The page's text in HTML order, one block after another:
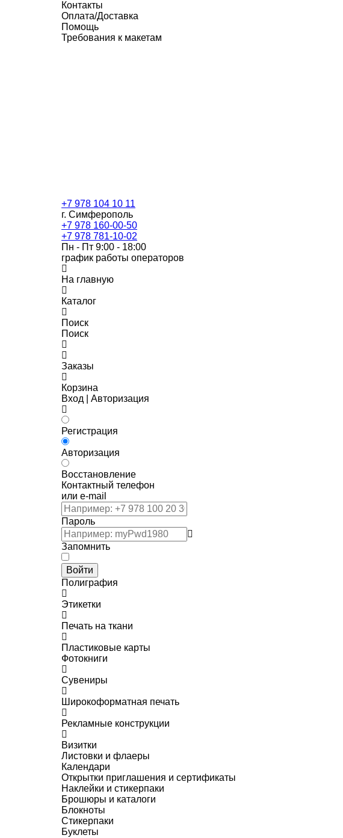
Контакты
Оплата/Доставка
Помощь
Требования к макетам
+7 978 104 10 11
г. Симферополь
+7 978 160-00-50
+7 978 781-10-02
Пн - Пт 9:00 - 18:00
график работы операторов
На главную
Каталог
Поиск
Поиск
Заказы
Корзина
Вход | Авторизация
Регистрация
Авторизация
Восстановление
Контактный телефон
или e-mail
Пароль
Запомнить
Войти
Полиграфия
Этикетки
Печать на ткани
Пластиковые карты
Фотокниги
Сувениры
Широкоформатная печать
Рекламные конструкции
Визитки
Листовки и флаеры
Календари
Открытки приглашения и сертификаты
Наклейки и стикерпаки
Брошюры и каталоги
Блокноты
Стикерпаки
Буклеты